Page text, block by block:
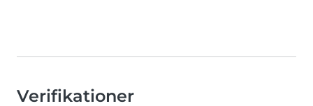
Verifikationer